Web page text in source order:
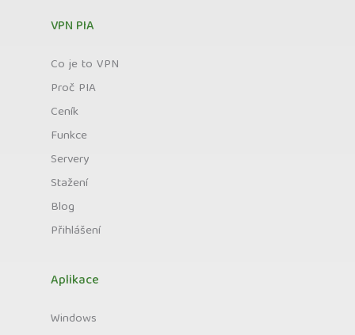
VPN PIA
Co je to VPN
Proč PIA
Ceník
Funkce
Servery
Stažení
Blog
Přihlášení
Aplikace
Windows